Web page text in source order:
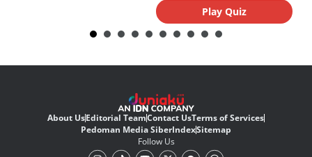
Play Quiz
About UsEditorial TeamContact UsTerms of Services
Pedoman Media SiberIndexSitemap
Follow Us